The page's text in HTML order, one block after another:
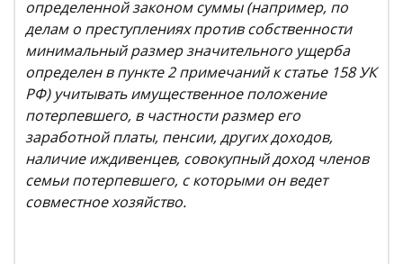
определенной законом суммы (например, по
делам о преступлениях против собственности
минимальный размер значительного ущерба
определен в пункте 2 примечаний к статье 158 УК
РФ) учитывать имущественное положение
потерпевшего, в частности размер его
заработной платы, пенсии, других доходов,
наличие иждивенцев, совокупный доход членов
семьи потерпевшего, с которыми он ведет
совместное хозяйство.